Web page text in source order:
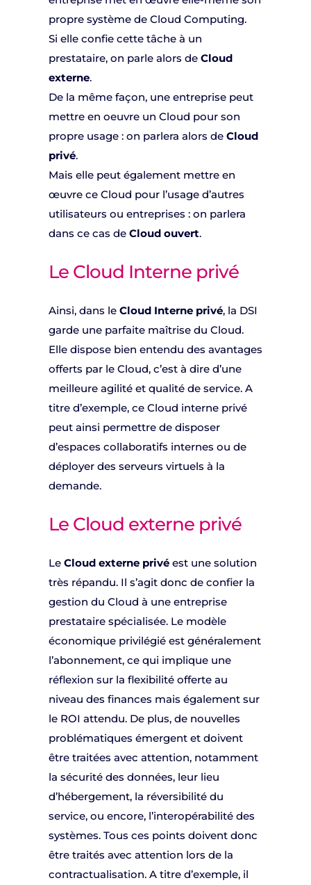
propre système de Cloud Computing.
Si elle confie cette tâche à un
prestataire, on parle alors deCloud
externe.
De la même façon, une entreprise peut
mettre en oeuvre un Cloud pour son
propre usage : on parlera alors de Cloud
privé.
Mais elle peut également mettre en
œuvre ce Cloud pour l’usage d’autres
utilisateurs ou entreprises : on parlera
dans ce cas de Cloud ouvert.
Le Cloud Interne privé
Ainsi, dans le Cloud Interne privé, la DSI
garde une parfaite maîtrise du Cloud.
Elle dispose bien entendu des avantages
offerts par le Cloud, c’est à dire d’une
meilleure agilité et qualité de service. A
titre d’exemple, ce Cloud interne privé
peut ainsi permettre de disposer
d’espaces collaboratifs internes ou de
déployer des serveurs virtuels à la
demande.
Le Cloud externe privé
Le Cloud externe privéest une solution
très répandu. Il s’agit donc de confier la
gestion du Cloud à une entreprise
prestataire spécialisée. Le modèle
économique privilégié est généralement
l’abonnement, ce qui implique une
réflexion sur la flexibilité offerte au
niveau des finances mais également sur
le ROI attendu. De plus, de nouvelles
problématiques émergent et doivent
être traitées avec attention, notamment
la sécurité des données, leur lieu
d’hébergement, la réversibilité du
service, ou encore, l’interopérabilité des
systèmes. Tous ces points doivent donc
être traités avec attention lors de la
contractualisation. A titre d’exemple, il